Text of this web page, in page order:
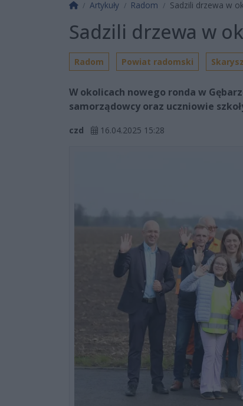
Strona główna
Artykuły Radom Sadzili drzewa w
Sadzili drzewa w
Radom Powiat radomski
W okolicach nowego ronda w
samorządowcy oraz uczniowie
czd 16.04.2025 15:28